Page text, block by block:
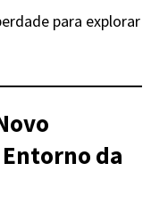
para explorar
Entorno da